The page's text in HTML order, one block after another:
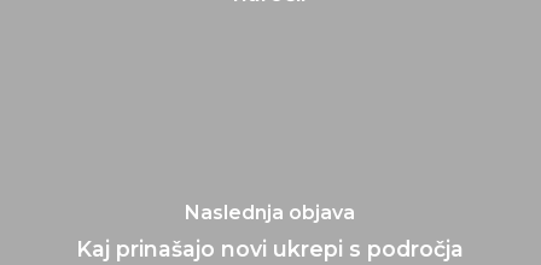
Naslednja objava
Kaj prinašajo novi ukrepi s področja